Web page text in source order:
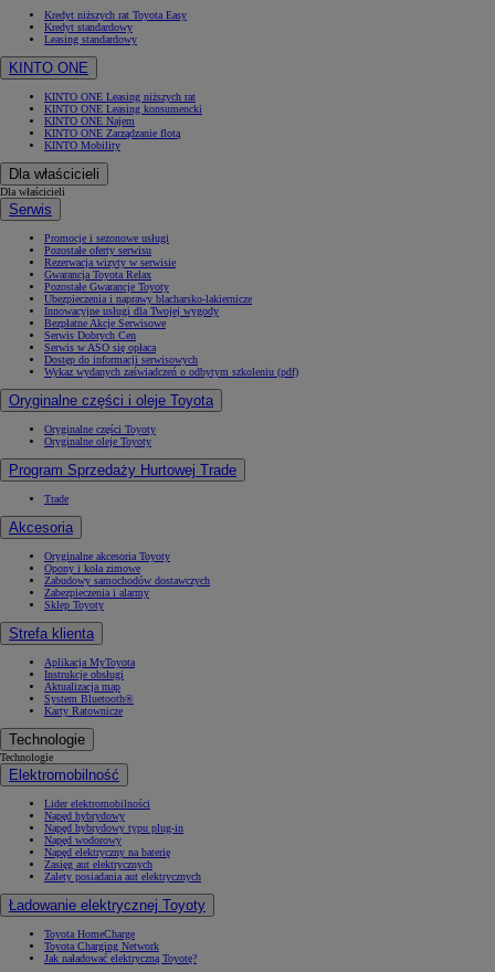
Kredyt niższych rat Toyota Easy
Kredyt standardowy
Leasing standardowy
KINTO ONE
KINTO ONE Leasing niższych rat
KINTO ONE Leasing konsumencki
KINTO ONE Najem
KINTO ONE Zarządzanie flotą
KINTO Mobility
Dla właścicieli
Dla właścicieli
Serwis
Promocje i sezonowe usługi
Pozostałe oferty serwisu
Rezerwacja wizyty w serwisie
Gwarancja Toyota Relax
Pozostałe Gwarancje Toyoty
Ubezpieczenia i naprawy blacharsko-lakiernicze
Innowacyjne usługi dla Twojej wygody
Bezpłatne Akcje Serwisowe
Serwis Dobrych Cen
Serwis w ASO się opłaca
Dostęp do informacji serwisowych
Wykaz wydanych zaświadczeń o odbytym szkoleniu (pdf)
Oryginalne części i oleje Toyota
Oryginalne części Toyoty
Oryginalne oleje Toyoty
Program Sprzedaży Hurtowej Trade
Trade
Akcesoria
Oryginalne akcesoria Toyoty
Opony i koła zimowe
Zabudowy samochodów dostawczych
Zabezpieczenia i alarmy
Sklep Toyoty
Strefa klienta
Aplikacja MyToyota
Instrukcje obsługi
Aktualizacja map
System Bluetooth®
Karty Ratownicze
Technologie
Technologie
Elektromobilność
Lider elektromobilności
Napęd hybrydowy
Napęd hybrydowy typu plug-in
Napęd wodorowy
Napęd elektryczny na baterię
Zasięg aut elektrycznych
Zalety posiadania aut elektrycznych
Ładowanie elektrycznej Toyoty
Toyota HomeCharge
Toyota Charging Network
Jak naładować elektryczną Toyotę?